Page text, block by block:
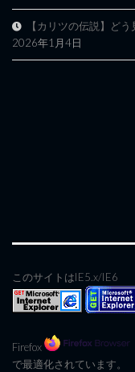
【カリツの伝説】ど
2026年1月4日
このサイトはIE5.x/IE6
Firefox
で最適化されています。